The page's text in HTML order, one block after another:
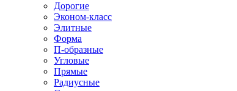
Дорогие
Эконом-класс
Элитные
Форма
П-образные
Угловые
Прямые
Радиусные